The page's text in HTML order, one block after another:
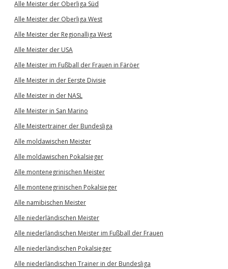
Alle Meister der Oberliga Süd
Alle Meister der Oberliga West
Alle Meister der Regionalliga West
Alle Meister der USA
Alle Meister im Fußball der Frauen in Färöer
Alle Meister in der Eerste Divisie
Alle Meister in der NASL
Alle Meister in San Marino
Alle Meistertrainer der Bundesliga
Alle moldawischen Meister
Alle moldawischen Pokalsieger
Alle montenegrinischen Meister
Alle montenegrinischen Pokalsieger
Alle namibischen Meister
Alle niederländischen Meister
Alle niederländischen Meister im Fußball der Frauen
Alle niederländischen Pokalsieger
Alle niederländischen Trainer in der Bundesliga